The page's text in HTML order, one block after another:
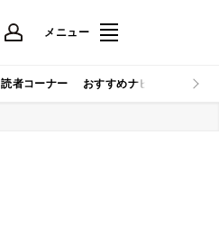
メニュー
読者コーナー おすすめナビ マイナビ